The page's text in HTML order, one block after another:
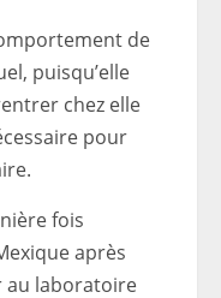
de
puisqu’elle
chez elle
pour